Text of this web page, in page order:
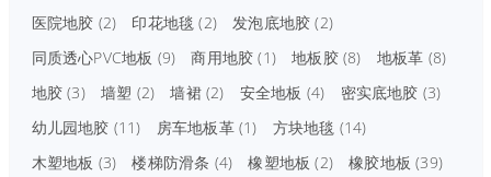
医院地胶 (2) 印花地毯 (2) 发泡底地胶 (2)
同质透心PVC地板 (9) 商用地胶 (1) 地板胶(8) 地板革 (8)
地胶(3) 墙塑 (2) 墙裙(2) 安全地板 (4) 密实底地胶 (3)
幼儿园地胶 (11) 房车地板革(1) 方块地毯 (14)
木塑地板 (3) 楼梯防滑条 (4) 橡塑地板 (2) 橡胶地板 (39)